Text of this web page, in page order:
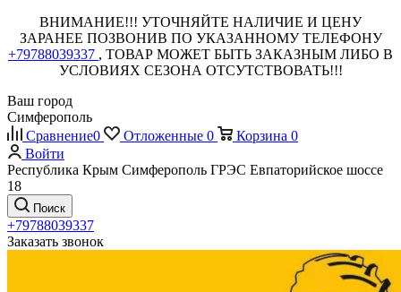
ВНИМАНИЕ!!! УТОЧНЯЙТЕ НАЛИЧИЕ И ЦЕНУ
ЗАРАНЕЕ ПОЗВОНИВ ПО УКАЗАННОМУ ТЕЛЕФОНУ
+79788039337 , ТОВАР МОЖЕТ БЫТЬ ЗАКАЗНЫМ ЛИБО В
УСЛОВИЯХ СЕЗОНА ОТСУТСТВОВАТЬ!!!
Ваш город
Симферополь
Сравнение0 Отложенные 0 Корзина 0
Войти
Республика Крым Симферополь ГРЭС Евпаторийское шоссе
18
Поиск
+79788039337
Заказать звонок